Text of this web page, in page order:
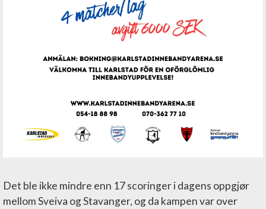
Det ble ikke mindre enn 17 scoringer i dagens oppgjør
mellom Sveiva og Stavanger, og da kampen var over